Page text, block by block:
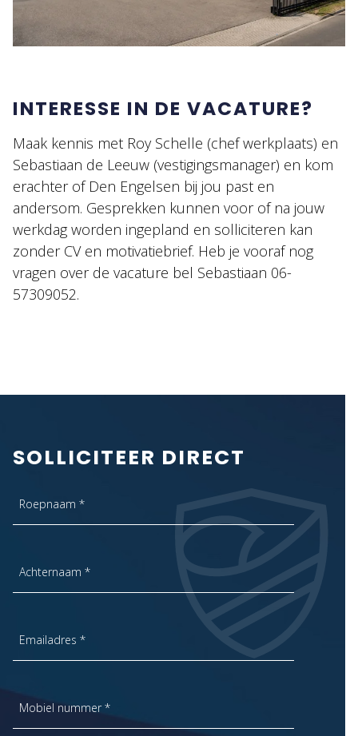
INTERESSE IN DE VACATURE?
Maak kennis met Roy Schelle (chef werkplaats) en
Sebastiaan de Leeuw (vestigingsmanager) en kom
erachter of Den Engelsen bij jou past en
andersom. Gesprekken kunnen voor of na jouw
werkdag worden ingepland en solliciteren kan
zonder CV en motivatiebrief. Heb je vooraf nog
vragen over de vacature bel Sebastiaan 06-
57309052.
SOLLICITEER DIRECT
Roepnaam *
Achternaam *
Emailadres *
Mobiel nummer *